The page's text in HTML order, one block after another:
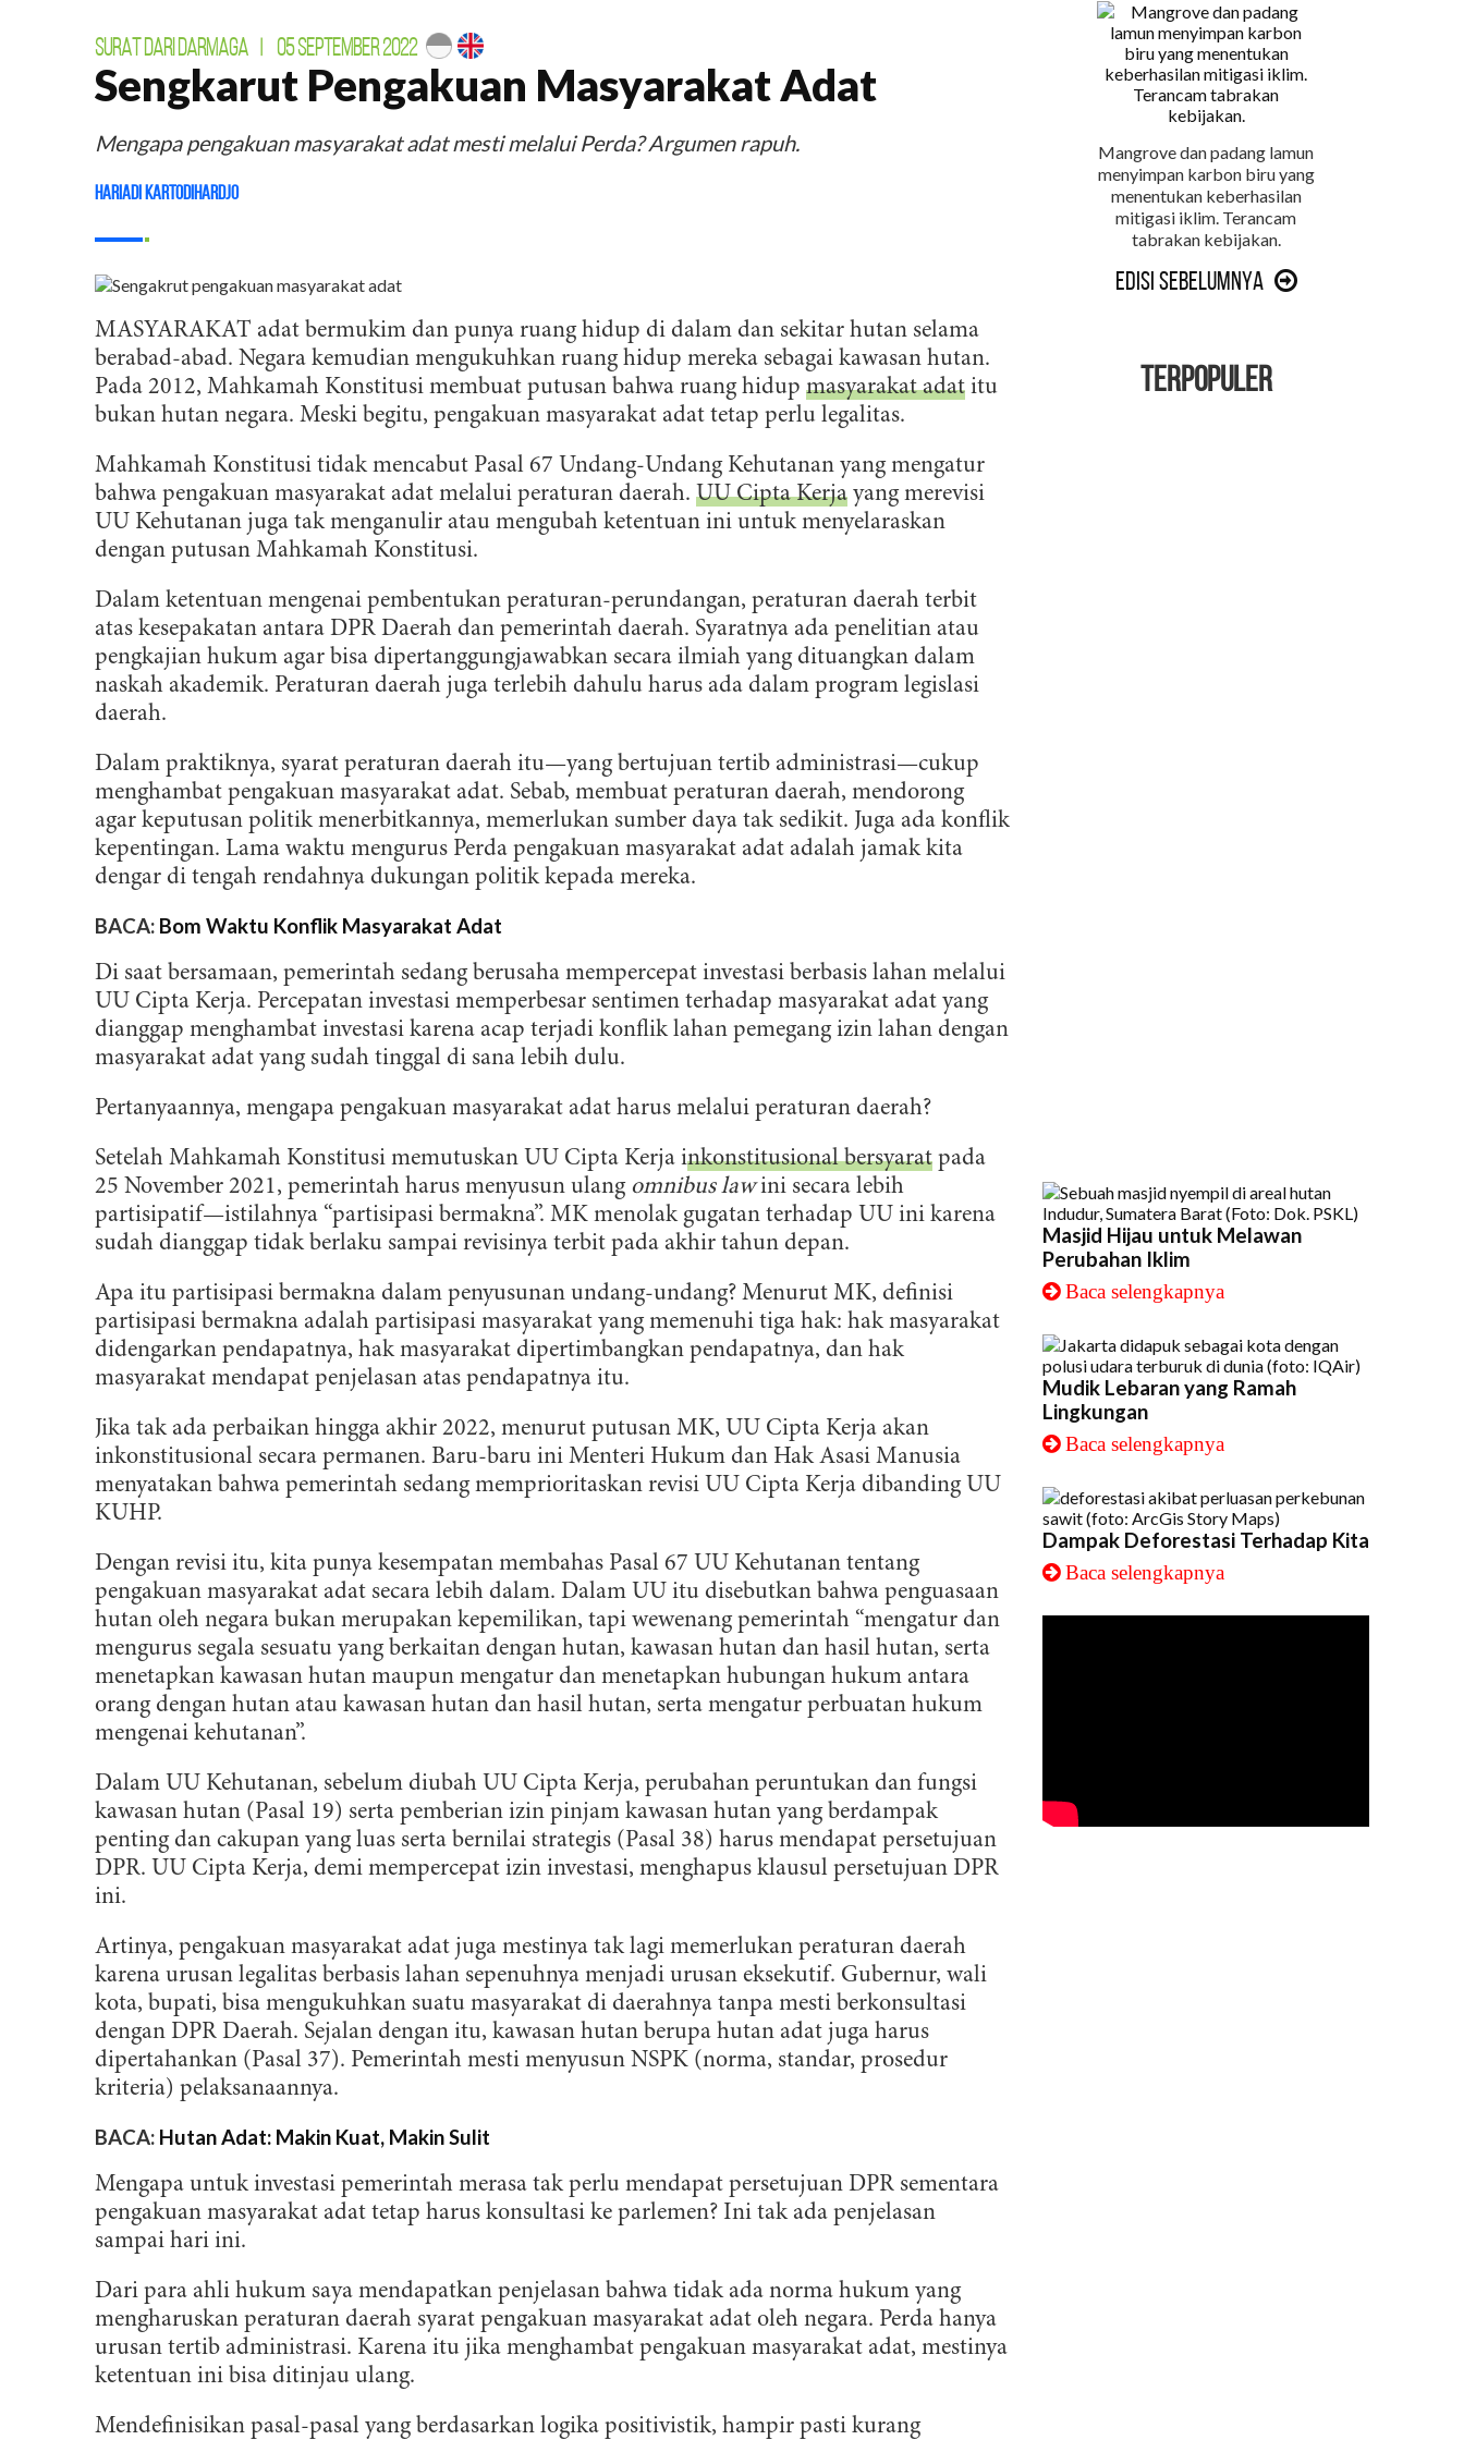
SURAT DARI DARMAGA 05 SEPTEMBER 2022
Sengkarut Pengakuan Masyarakat Adat
Mengapa pengakuan masyarakat adat mesti melalui Perda? Argumen rapuh.
Hariadi Kartodihardjo
MASYARAKAT adat bermukim dan punya ruang hidup di dalam dan sekitar hutan selama
berabad-abad. Negara kemudian mengukuhkan ruang hidup mereka sebagai kawasan hutan.
Pada 2012, Mahkamah Konstitusi membuat putusan bahwa ruang hidup masyarakat adat itu
bukan hutan negara. Meski begitu, pengakuan masyarakat adat tetap perlu legalitas.
Mahkamah Konstitusi tidak mencabut Pasal 67 Undang-Undang Kehutanan yang mengatur
bahwa pengakuan masyarakat adat melalui peraturan daerah. UU Cipta Kerja yang merevisi
UU Kehutanan juga tak menganulir atau mengubah ketentuan ini untuk menyelaraskan
dengan putusan Mahkamah Konstitusi.
Dalam ketentuan mengenai pembentukan peraturan-perundangan, peraturan daerah terbit
atas kesepakatan antara DPR Daerah dan pemerintah daerah. Syaratnya ada penelitian atau
pengkajian hukum agar bisa dipertanggungjawabkan secara ilmiah yang dituangkan dalam
naskah akademik. Peraturan daerah juga terlebih dahulu harus ada dalam program legislasi
daerah.
Dalam praktiknya, syarat peraturan daerah itu—yang bertujuan tertib administrasi—cukup
menghambat pengakuan masyarakat adat. Sebab, membuat peraturan daerah, mendorong
agar keputusan politik menerbitkannya, memerlukan sumber daya tak sedikit. Juga ada konflik
kepentingan. Lama waktu mengurus Perda pengakuan masyarakat adat adalah jamak kita
dengar di tengah rendahnya dukungan politik kepada mereka.
BACA: Bom Waktu Konflik Masyarakat Adat
Di saat bersamaan, pemerintah sedang berusaha mempercepat investasi berbasis lahan melalui
UU Cipta Kerja. Percepatan investasi memperbesar sentimen terhadap masyarakat adat yang
dianggap menghambat investasi karena acap terjadi konflik lahan pemegang izin lahan dengan
masyarakat adat yang sudah tinggal di sana lebih dulu.
Pertanyaannya, mengapa pengakuan masyarakat adat harus melalui peraturan daerah?
Setelah Mahkamah Konstitusi memutuskan UU Cipta Kerja inkonstitusional bersyarat pada
25 November 2021, pemerintah harus menyusun ulang omnibus lawini secara lebih
partisipatif—istilahnya “partisipasi bermakna”. MK menolak gugatan terhadap UU ini karena
sudah dianggap tidak berlaku sampai revisinya terbit pada akhir tahun depan.
Apa itu partisipasi bermakna dalam penyusunan undang-undang? Menurut MK, definisi
partisipasi bermakna adalah partisipasi masyarakat yang memenuhi tiga hak: hak masyarakat
didengarkan pendapatnya, hak masyarakat dipertimbangkan pendapatnya, dan hak
masyarakat mendapat penjelasan atas pendapatnya itu.
Jika tak ada perbaikan hingga akhir 2022, menurut putusan MK, UU Cipta Kerja akan
inkonstitusional secara permanen. Baru-baru ini Menteri Hukum dan Hak Asasi Manusia
menyatakan bahwa pemerintah sedang memprioritaskan revisi UU Cipta Kerja dibanding UU
KUHP.
Dengan revisi itu, kita punya kesempatan membahas Pasal 67 UU Kehutanan tentang
pengakuan masyarakat adat secara lebih dalam. Dalam UU itu disebutkan bahwa penguasaan
hutan oleh negara bukan merupakan kepemilikan, tapi wewenang pemerintah “mengatur dan
mengurus segala sesuatu yang berkaitan dengan hutan, kawasan hutan dan hasil hutan, serta
menetapkan kawasan hutan maupun mengatur dan menetapkan hubungan hukum antara
orang dengan hutan atau kawasan hutan dan hasil hutan, serta mengatur perbuatan hukum
mengenai kehutanan”.
Dalam UU Kehutanan, sebelum diubah UU Cipta Kerja, perubahan peruntukan dan fungsi
kawasan hutan (Pasal 19) serta pemberian izin pinjam kawasan hutan yang berdampak
penting dan cakupan yang luas serta bernilai strategis (Pasal 38) harus mendapat persetujuan
DPR. UU Cipta Kerja, demi mempercepat izin investasi, menghapus klausul persetujuan DPR
ini.
Artinya, pengakuan masyarakat adat juga mestinya tak lagi memerlukan peraturan daerah
karena urusan legalitas berbasis lahan sepenuhnya menjadi urusan eksekutif. Gubernur, wali
kota, bupati, bisa mengukuhkan suatu masyarakat di daerahnya tanpa mesti berkonsultasi
dengan DPR Daerah. Sejalan dengan itu, kawasan hutan berupa hutan adat juga harus
dipertahankan (Pasal 37). Pemerintah mesti menyusun NSPK (norma, standar, prosedur
kriteria) pelaksanaannya.
BACA: Hutan Adat: Makin Kuat, Makin Sulit
Mengapa untuk investasi pemerintah merasa tak perlu mendapat persetujuan DPR sementara
pengakuan masyarakat adat tetap harus konsultasi ke parlemen? Ini tak ada penjelasan
sampai hari ini.
Dari para ahli hukum saya mendapatkan penjelasan bahwa tidak ada norma hukum yang
mengharuskan peraturan daerah syarat pengakuan masyarakat adat oleh negara. Perda hanya
urusan tertib administrasi. Karena itu jika menghambat pengakuan masyarakat adat, mestinya
ketentuan ini bisa ditinjau ulang.
Mendefinisikan pasal-pasal yang berdasarkan logika positivistik, hampir pasti kurang
Mangrove dan padang lamun
menyimpan karbon biru yang
menentukan keberhasilan
mitigasi iklim. Terancam
tabrakan kebijakan.
Edisi Sebelumnya
TERPOPULER
Masjid Hijau untuk Melawan
Perubahan Iklim
Baca selengkapnya
Mudik Lebaran yang Ramah
Lingkungan
Baca selengkapnya
Dampak Deforestasi Terhadap Kita
Baca selengkapnya